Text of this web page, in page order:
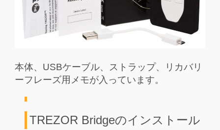
本体、USBケーブル、ストラップ、リカバリ
ーフレーズ用メモが入っています。
TREZOR Bridgeのインストール